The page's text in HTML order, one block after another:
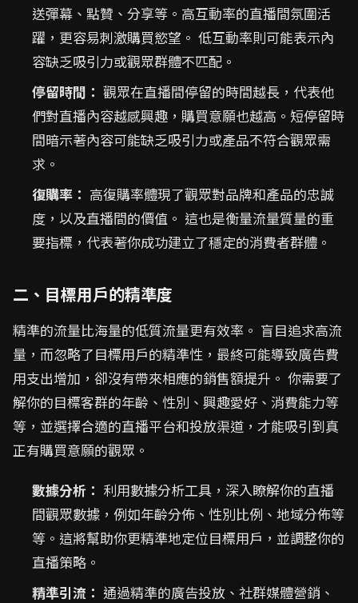
送彈幕、點贊、分享等。高互動率的直播間氛圍活
躍，更容易刺激購買慾望。 低互動率則可能表示內
容缺乏吸引力或觀眾群體不匹配。
停留時間： 觀眾在直播間停留的時間越長，代表他
們對直播內容越感興趣，購買意願也越高。短停留時
間暗示著內容可能缺乏吸引力或產品不符合觀眾需
求。
復購率： 高復購率體現了觀眾對品牌和產品的忠誠
度，以及直播間的價值。 這也是衡量流量質量的重
要指標，代表著你成功建立了穩定的消費者群體。
二、目標用戶的精準度
精準的流量比海量的低質流量更有效率。 盲目追求高流
量，而忽略了目標用戶的精準性，最終可能導致廣告費
用支出增加，卻沒有帶來相應的銷售額提升。 你需要了
解你的目標客群的年齡、性別、興趣愛好、消費能力等
等，並選擇合適的直播平台和投放渠道，才能吸引到真
正有購買意願的觀眾。
數據分析： 利用數據分析工具，深入瞭解你的直播
間觀眾數據，例如年齡分佈、性別比例、地域分佈等
等。這將幫助你更精準地定位目標用戶，並調整你的
直播策略。
精準引流： 通過精準的廣告投放、社群媒體營銷、